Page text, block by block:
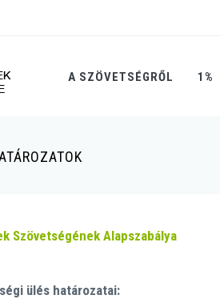
A SZÖVETSÉGRŐL 1%
Szövetségének Alapszabálya
ülés határozatai: